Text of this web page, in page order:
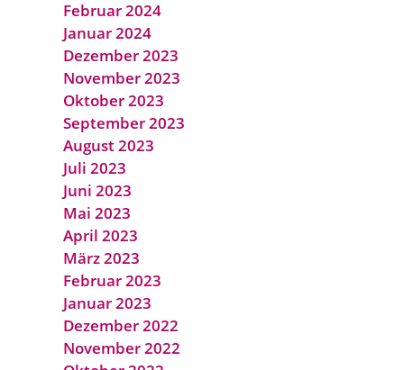
Februar 2024
Januar 2024
Dezember 2023
November 2023
Oktober 2023
September 2023
August 2023
Juli 2023
Juni 2023
Mai 2023
April 2023
März 2023
Februar 2023
Januar 2023
Dezember 2022
November 2022